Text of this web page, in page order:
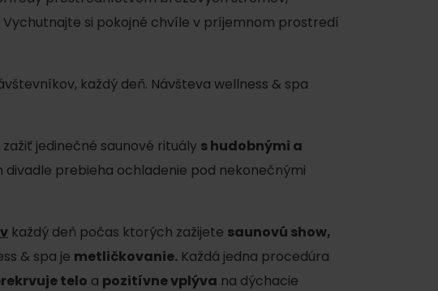
si typ zážitku
Vychutnajte si pokojné chvíle v príjemnom prostredí
každý deň. Návšteva wellness & spa
jedinečné saunové rituály s hudobnými a
divadle prebieha ochladenie pod nekonečnými
každý deň počas ktorých zažijete saunovú show,
& spa je metličkovanie. Každá jedna procedúra
telo a pozitívne vplýva na dýchacie